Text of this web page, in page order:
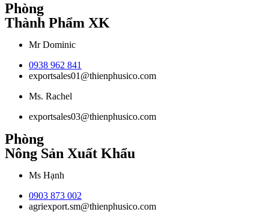
Phòng
Thành Phẩm XK
Mr Dominic
0938 962 841
exportsales01@thienphusico.com
Ms. Rachel
exportsales03@thienphusico.com
Phòng
Nông Sản Xuất Khẩu
Ms Hạnh
0903 873 002
agriexport.sm@thienphusico.com